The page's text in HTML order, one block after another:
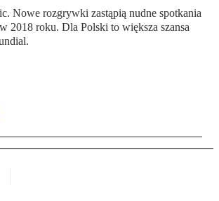
Nowe rozgrywki zastąpią nudne spotkania
2018 roku. Dla Polski to większa szansa